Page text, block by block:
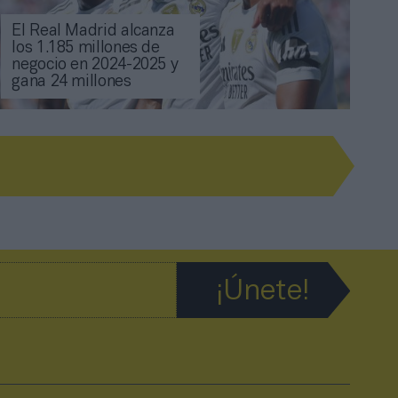
El Real Madrid alcanza
los 1.185 millones de
negocio en 2024-2025 y
gana 24 millones